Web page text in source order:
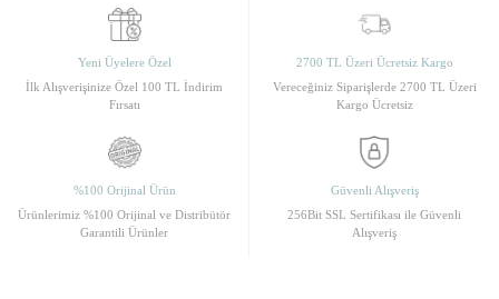
Yeni Üyelere Özel
İlk Alışverişinize Özel 100 TL İndirim
Fırsatı
2700 TL Üzeri Ücretsiz Kargo
Vereceğiniz Siparişlerde 2700 TL Üzeri
Kargo Ücretsiz
%100 Orijinal Ürün
Ürünlerimiz %100 Orijinal ve Distribütör
Garantili Ürünler
Güvenli Alışveriş
256Bit SSL Sertifikası ile Güvenli
Alışveriş